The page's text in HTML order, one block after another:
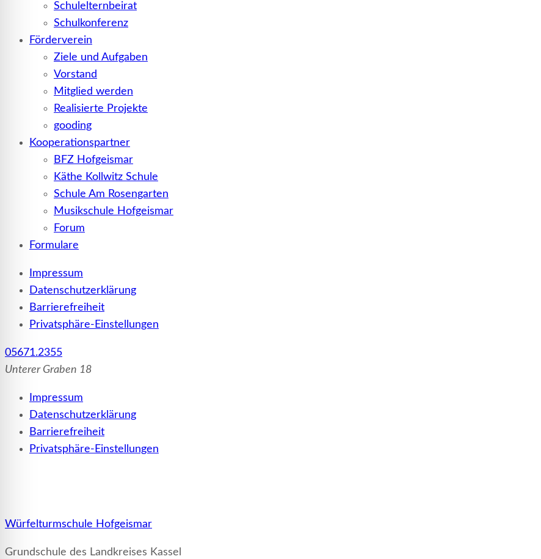
Schulelternbeirat
Schulkonferenz
Förderverein
Ziele und Aufgaben
Vorstand
Mitglied werden
Realisierte Projekte
gooding
Kooperationspartner
BFZ Hofgeismar
Käthe Kollwitz Schule
Schule Am Rosengarten
Musikschule Hofgeismar
Forum
Formulare
Impressum
Datenschutzerklärung
Barrierefreiheit
Privatsphäre-Einstellungen
05671.2355
Unterer Graben 18
Impressum
Datenschutzerklärung
Barrierefreiheit
Privatsphäre-Einstellungen
Würfelturmschule Hofgeismar
Grundschule des Landkreises Kassel